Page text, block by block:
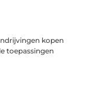
kopen
toepassingen